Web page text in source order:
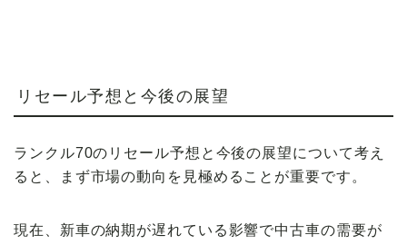
リセール予想と今後の展望
ランクル70のリセール予想と今後の展望について考え
ると、まず市場の動向を見極めることが重要です。
現在、新車の納期が遅れている影響で中古車の需要が